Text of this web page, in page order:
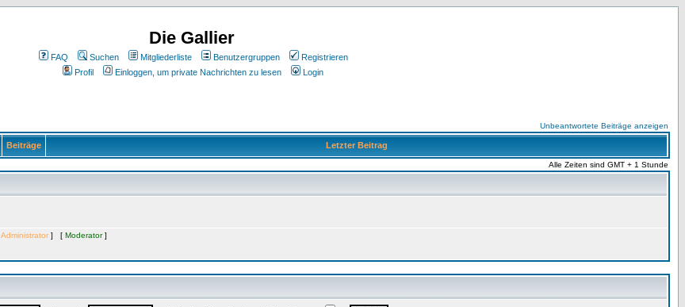
Die Gallier
FAQ Suchen Mitgliederliste Benutzergruppen
Registrieren
Profil
Einloggen, um private Nachrichten zu lesen Login
Unbeantwortete Beiträge anzeigen
Beiträge Letzter Beitrag
Alle Zeiten sind GMT + 1 Stunde
Administrator ] [ Moderator]